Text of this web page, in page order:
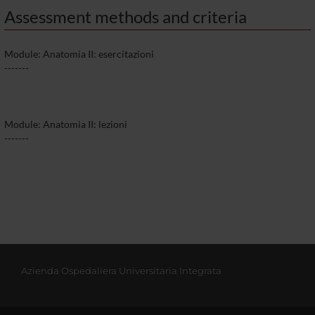
Assessment methods and criteria
Module: Anatomia II: esercitazioni
-------
Module: Anatomia II: lezioni
-------
Azienda Ospedaliera Universitaria Integrata